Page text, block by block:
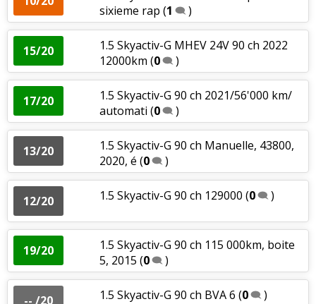
sixieme rap (1 )
15/20
1.5 Skyactiv-G MHEV 24V 90 ch 2022
12000km (0 )
17/20
1.5 Skyactiv-G 90 ch 2021/56'000 km/
automati (0 )
13/20
1.5 Skyactiv-G 90 ch Manuelle, 43800,
2020, é (0 )
12/20 1.5 Skyactiv-G 90 ch 129000 (0 )
19/20
1.5 Skyactiv-G 90 ch 115 000km, boite
5, 2015 (0 )
-- /20 1.5 Skyactiv-G 90 ch BVA 6 (0 )